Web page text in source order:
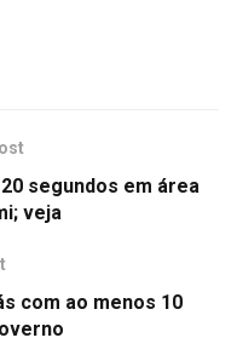
segundos em área
veja
com ao menos 10